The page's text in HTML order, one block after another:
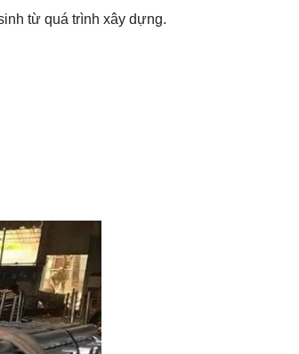
từ quá trình xây dựng.